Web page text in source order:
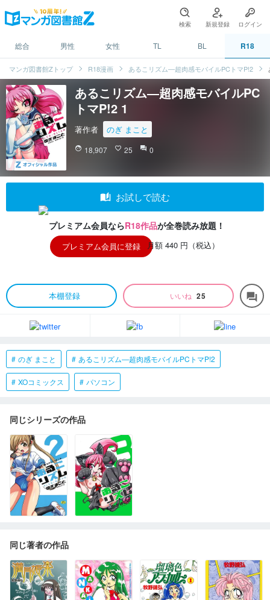
検索 新規登録 ログイン
総合 男性 女性 TL BL R18
マンガ図書館Zトップ R18漫画 あるこリズム―超肉感モバイルPCトマP!2
あるこリズム―超肉感モバイルPC
トマP!2 1
著作者 のぎ まこと
face 18,907 favorite_border 25 question_answer 0
auto_stories お試しで読む
プレミアム会員ならR18作品が全巻読み放題！
プレミアム会員に登録 月額 440 円（税込）
本棚登録 いいね 25 forum
のぎ まこと あるこリズム―超肉感モバイルPCトマP!2
XOコミックス パソコン
同じシリーズの作品
同じ著者の作品